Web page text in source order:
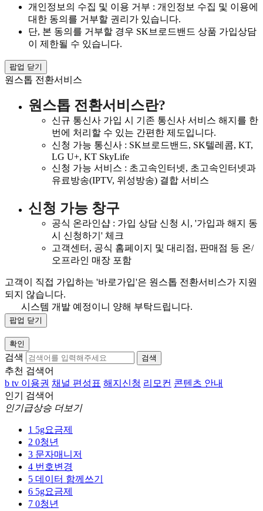
개인정보의 수집 및 이용 거부 : 개인정보 수집 및 이용에
대한 동의를 거부할 권리가 있습니다.
단, 본 동의를 거부할 경우 SK브로드밴드 상품 가입상담
이 제한될 수 있습니다.
팝업 닫기
원스톱 전환서비스
원스톱 전환서비스란?
신규 통신사 가입 시 기존 통신사 서비스 해지를 한
번에 처리할 수 있는 간편한 제도입니다.
신청 가능 통신사 : SK브로드밴드, SK텔레콤, KT,
LG U+, KT SkyLife
신청 가능 서비스 : 초고속인터넷, 초고속인터넷과
유료방송(IPTV, 위성방송) 결합 서비스
신청 가능 창구
공식 온라인샵 : 가입 상담 신청 시, '가입과 해지 동
시 신청하기' 체크
고객센터, 공식 홈페이지 및 대리점, 판매점 등 온/
오프라인 매장 포함
고객이 직접 가입하는 '바로가입'은 원스톱 전환서비스가 지원
되지 않습니다.
시스템 개발 예정이니 양해 부탁드립니다.
팝업 닫기
확인
검색 검색
추천 검색어
b tv 이용권 채널 편성표 해지신청 리모컨 콘텐츠 안내
인기 검색어
인기급상승 더보기
1 5g요금제
2 0청년
3 문자매니저
4 번호변경
5 데이터 함께쓰기
6 5g요금제
7 0청년